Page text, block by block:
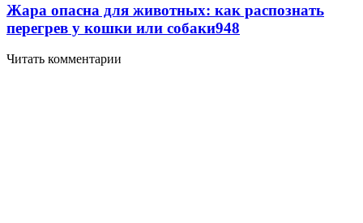
Жара опасна для животных: как распознать
перегрев у кошки или собаки948
Читать комментарии